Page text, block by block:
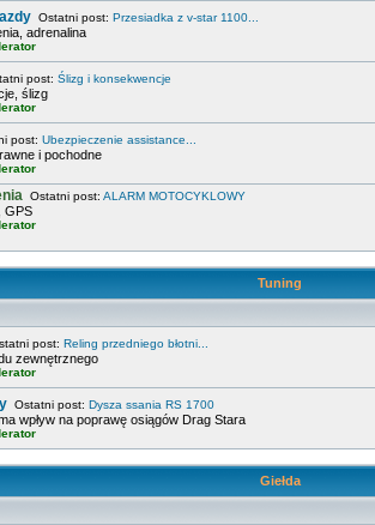
Ostatni post: Przesiadka z v-star 1100...
adrenalina
post: Ślizg i konsekwencje
ślizg
post: Ubezpieczenie assistance...
i pochodne
Ostatni post: ALARM MOTOCYKLOWY
GPS
Tuning
post: Reling przedniego błotni...
zewnętrznego
Ostatni post: Dysza ssania RS 1700
wpływ na poprawę osiągów Drag Stara
Giełda